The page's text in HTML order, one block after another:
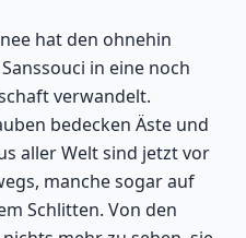
hat den ohnehin
in eine noch
verwandelt.
bedecken Äste und
aller Welt sind jetzt vor
manche sogar auf
Schlitten. Von den